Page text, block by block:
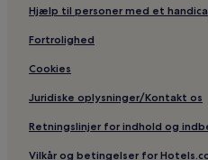
Hjælp til personer med et
Fortrolighed
Cookies
Juridiske oplysninger/Kontakt os
Retningslinjer for indhold og
Vilkår og betingelser for